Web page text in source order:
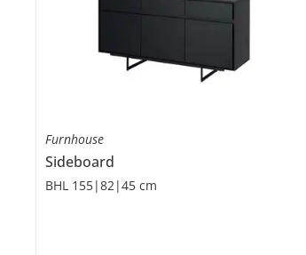
Furnhouse
Sideboard
BHL 155|82|45 cm